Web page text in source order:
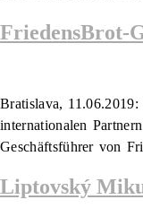
FriedensBrot-
Bratislava,
internationalen
Geschäftsführer von
Liptovský